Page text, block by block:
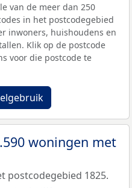
van de meer dan 250
in het postcodegebied
inwoners, huishoudens en
Klik op de postcode
voor die postcode te
woningen met
postcodegebied 1825.